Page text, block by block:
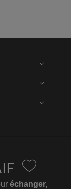
échanger,